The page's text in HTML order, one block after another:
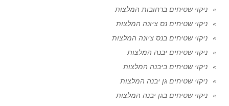
ניקוי שטיחים ברחובות המלצות
ניקוי שטיחים נס ציונה המלצות
ניקוי שטיחים בנס ציונה המלצות
ניקוי שטיחים יבנה המלצות
ניקוי שטיחים ביבנה המלצות
ניקוי שטיחים גן יבנה המלצות
ניקוי שטיחים בגן יבנה המלצות